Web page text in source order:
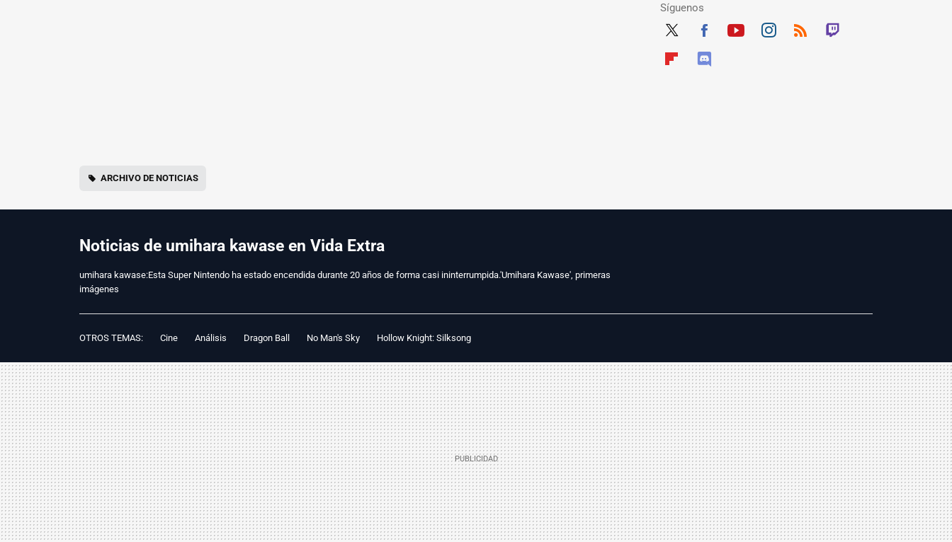
Síguenos
Twit
Fac
ARCHIVO DE NOTICIAS
Noticias de umihara kawase en Vida Extra
umihara kawase:Esta Super Nintendo ha estado encendida durante 20 años de forma casi ininterrumpida.'Umihara Kawase', primeras
imágenes
OTROS TEMAS: Cine Análisis Dragon Ball No Man's Sky Hollow Knight: Silksong